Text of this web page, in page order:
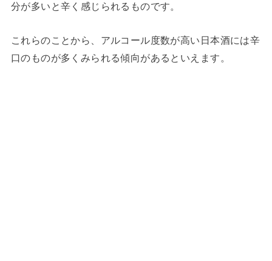
分が多いと辛く感じられるものです。
これらのことから、アルコール度数が高い日本酒には辛
口のものが多くみられる傾向があるといえます。